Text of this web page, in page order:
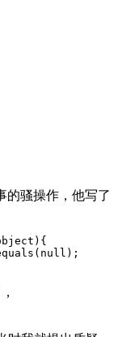
的骚操作，他写了